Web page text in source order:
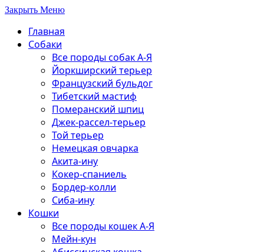
Закрыть Меню
Главная
Собаки
Все породы собак А-Я
Йоркширский терьер
Французский бульдог
Тибетский мастиф
Померанский шпиц
Джек-рассел-терьер
Той терьер
Немецкая овчарка
Акита-ину
Кокер-спаниель
Бордер-колли
Сиба-ину
Кошки
Все породы кошек А-Я
Мейн-кун